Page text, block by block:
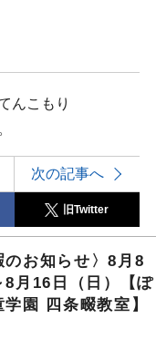
んこもり
次の記事へ
旧Twitter
のお知らせ〉8月8
8月16日（日）【ぽ
園 四条畷教室】